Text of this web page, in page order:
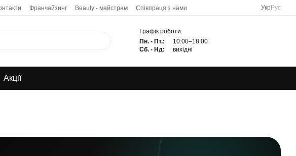
Франчайзинг Beauty - майстрам
Співпраця з нами
Укр Рус
Графік роботи:
Пн. - Пт.:
10:00–18:00
Сб. - Нд:
вихідні
Акції